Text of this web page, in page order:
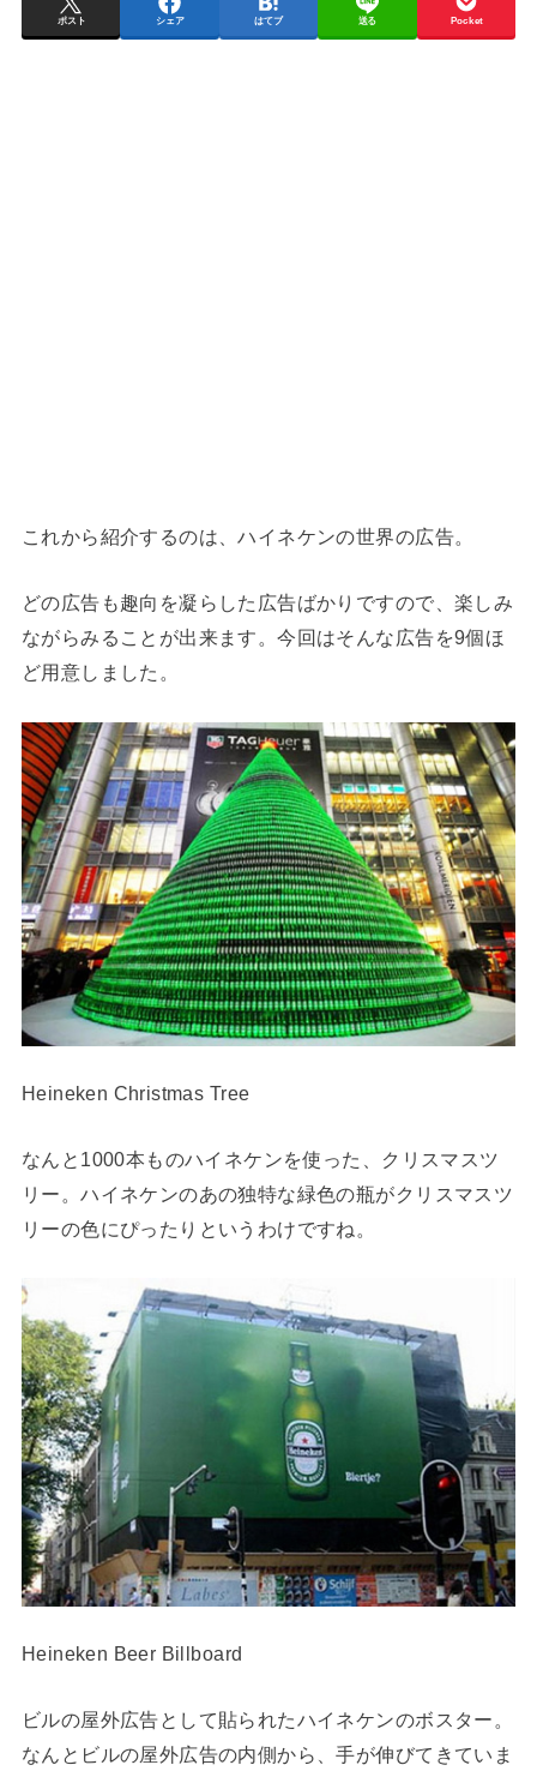
ポスト シェア はてブ 送る Pocket
これから紹介するのは、ハイネケンの世界の広告。
どの広告も趣向を凝らした広告ばかりですので、楽しみ
ながらみることが出来ます。今回はそんな広告を9個ほ
ど用意しました。
Heineken Christmas Tree
なんと1000本ものハイネケンを使った、クリスマスツ
リー。ハイネケンのあの独特な緑色の瓶がクリスマスツ
リーの色にぴったりというわけですね。
Heineken Beer Billboard
ビルの屋外広告として貼られたハイネケンのボスター。
なんとビルの屋外広告の内側から、手が伸びてきていま